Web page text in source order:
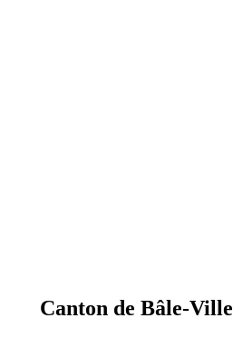
Canton de Bâle-Ville